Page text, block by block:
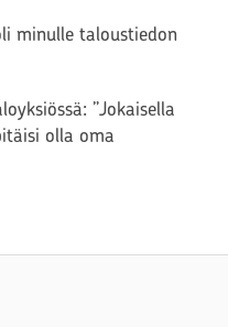
minulle taloustiedon
”Jokaisella
olla oma